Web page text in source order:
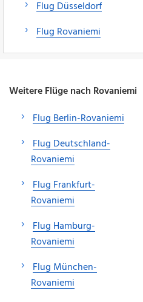
Flug Düsseldorf
Flug Rovaniemi
Weitere Flüge nach Rovaniemi
Flug Berlin-Rovaniemi
Flug Deutschland-
Rovaniemi
Flug Frankfurt-
Rovaniemi
Flug Hamburg-
Rovaniemi
Flug München-
Rovaniemi